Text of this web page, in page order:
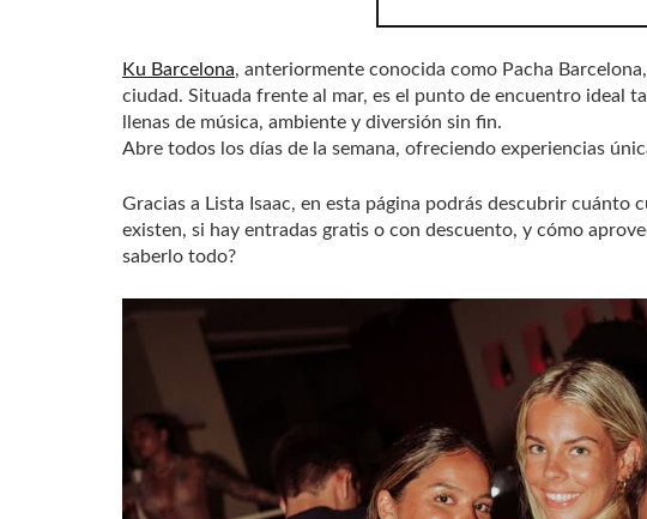
Ku Barcelona, anteriormente conocida como Pacha
ciudad. Situada frente al mar, es el punto de encuentro ideal
llenas de música, ambiente y diversión sin fin.
Abre todos los días de la semana, ofreciendo experiencias
Gracias a Lista Isaac, en esta página podrás descubrir cuánto
existen, si hay entradas gratis o con descuento, y cómo
saberlo todo?